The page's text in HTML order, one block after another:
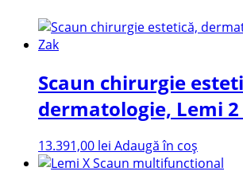
Scaun chirurgie
dermatologie, Lemi 2
13.391,00 lei Adaugă în coș